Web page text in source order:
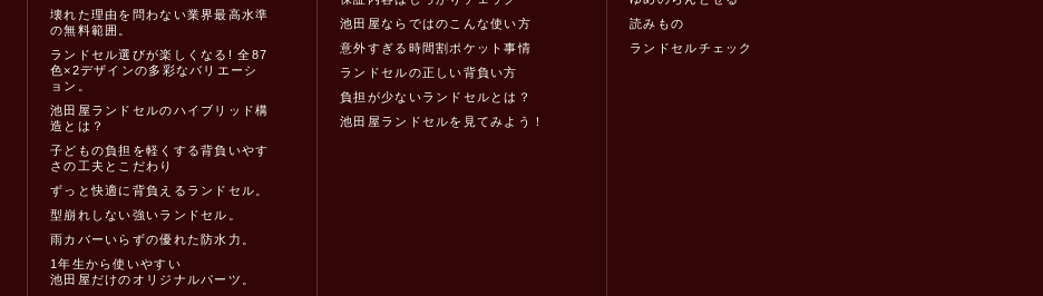
壊れた理由を問わない業界最高水準
の無料範囲。
ランドセル選びが楽しくなる! 全87
色×2デザインの多彩なバリエーシ
ョン。
池田屋ランドセルのハイブリッド構
造とは？
子どもの負担を軽くする背負いやす
さの工夫とこだわり
ずっと快適に背負えるランドセル。
型崩れしない強いランドセル。
雨カバーいらずの優れた防水力。
1年生から使いやすい
池田屋だけのオリジナルパーツ。
池田屋ならではのこんな使い方
意外すぎる時間割ポケット事情
ランドセルの正しい背負い方
負担が少ないランドセルとは？
池田屋ランドセルを見てみよう！
読みもの
ランドセルチェック